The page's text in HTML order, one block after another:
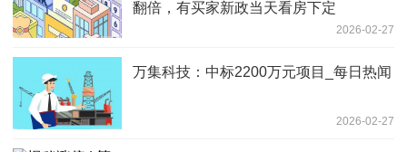
翻倍，有买家新政当天看房下定
2026-02-27
万集科技：中标2200万元项目_每日热闻
2026-02-27